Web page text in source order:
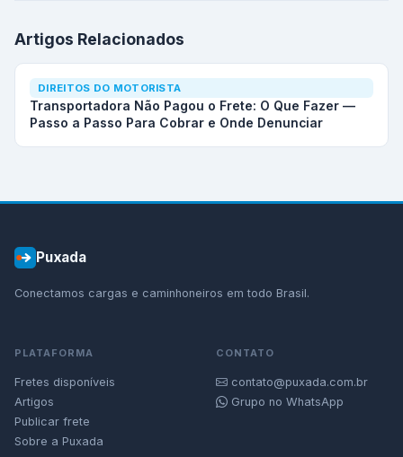
Artigos Relacionados
DIREITOS DO MOTORISTA
Transportadora Não Pagou o Frete: O Que Fazer —
Passo a Passo Para Cobrar e Onde Denunciar
Puxada
Conectamos cargas e caminhoneiros em todo Brasil.
PLATAFORMA
Fretes disponíveis
Artigos
Publicar frete
Sobre a Puxada
CONTATO
contato@puxada.com.br
Grupo no WhatsApp